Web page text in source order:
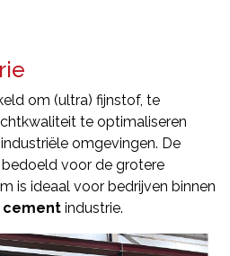
om (ultra) fijnstof, te
te optimaliseren
omgevingen. De
bedoeld voor de grotere
is ideaal voor bedrijven binnen
cement industrie.